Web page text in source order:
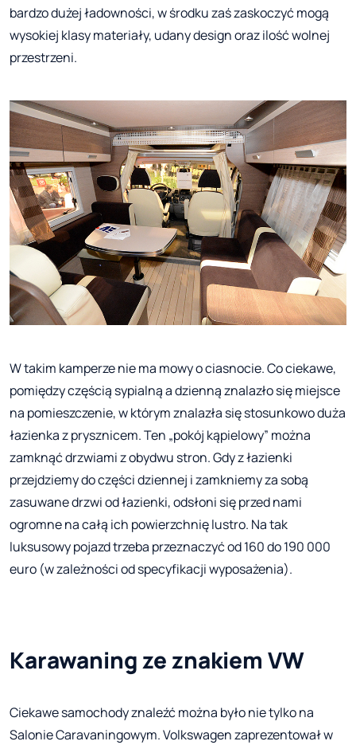
bardzo dużej ładowności, w środku zaś zaskoczyć mogą
wysokiej klasy materiały, udany design oraz ilość wolnej
przestrzeni.
W takim kamperze nie ma mowy o ciasnocie. Co ciekawe,
pomiędzy częścią sypialną a dzienną znalazło się miejsce
na pomieszczenie, w którym znalazła się stosunkowo duża
łazienka z prysznicem. Ten „pokój kąpielowy” można
zamknąć drzwiami z obydwu stron. Gdy z łazienki
przejdziemy do części dziennej i zamkniemy za sobą
zasuwane drzwi od łazienki, odsłoni się przed nami
ogromne na całą ich powierzchnię lustro. Na tak
luksusowy pojazd trzeba przeznaczyć od 160 do 190 000
euro (w zależności od specyfikacji wyposażenia).
Karawaning ze znakiem VW
Ciekawe samochody znaleźć można było nie tylko na
Salonie Caravaningowym. Volkswagen zaprezentował w